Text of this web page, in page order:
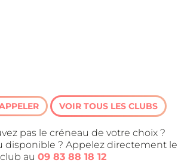
VOIR TOUS LES CLUBS
pas le créneau de votre choix ?
disponible ? Appelez directement le
club au 09 83 88 18 12